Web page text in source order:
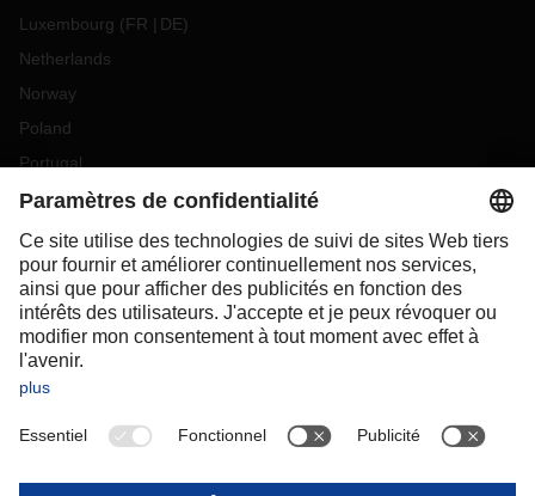
Luxembourg (FR DE)
Netherlands
Norway
Poland
Portugal
Romania
Slovakia
Spain
Sweden
Switzerland(DE FR)
Turkey
OCEANIA